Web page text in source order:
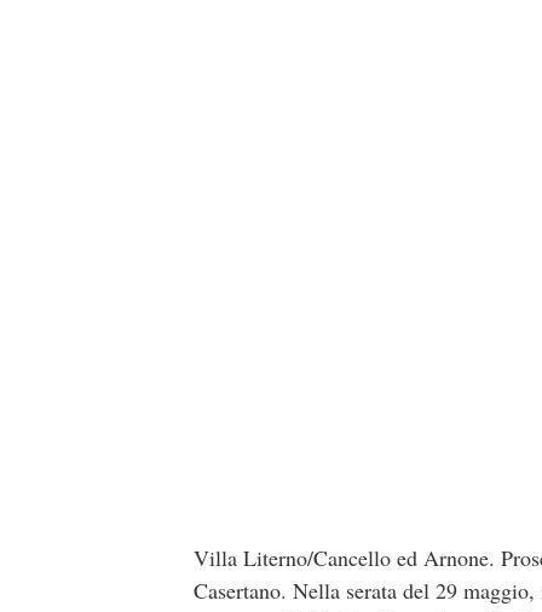
Villa Literno/Cancello ed Arnone.
Casertano. Nella serata del 29